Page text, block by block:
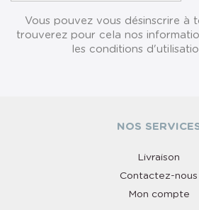
Vous pouvez vous désinscrire à
trouverez pour cela nos
les conditions
NOS
Livraison
Contactez-nous
Mon compte